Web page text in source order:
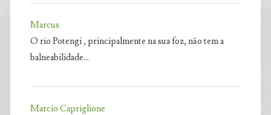
Marcus
O rio Potengi , principalmente na sua foz, não tem a
balneabilidade…
Marcio Capriglione